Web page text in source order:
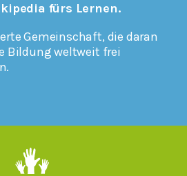
fürs Lernen.
Gemeinschaft, die daran
Bildung weltweit frei